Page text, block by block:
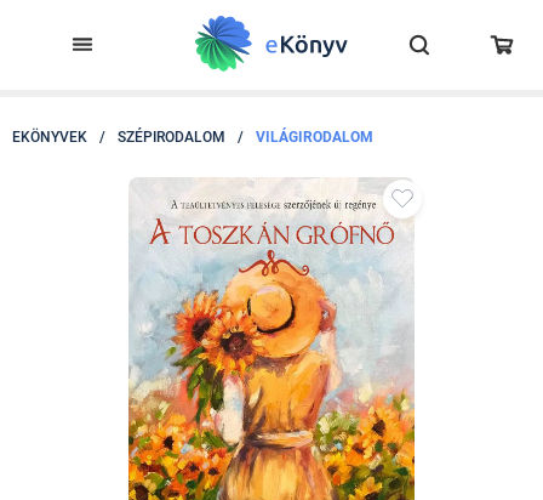
EKÖNYVEK / SZÉPIRODALOM / VILÁGIRODALOM